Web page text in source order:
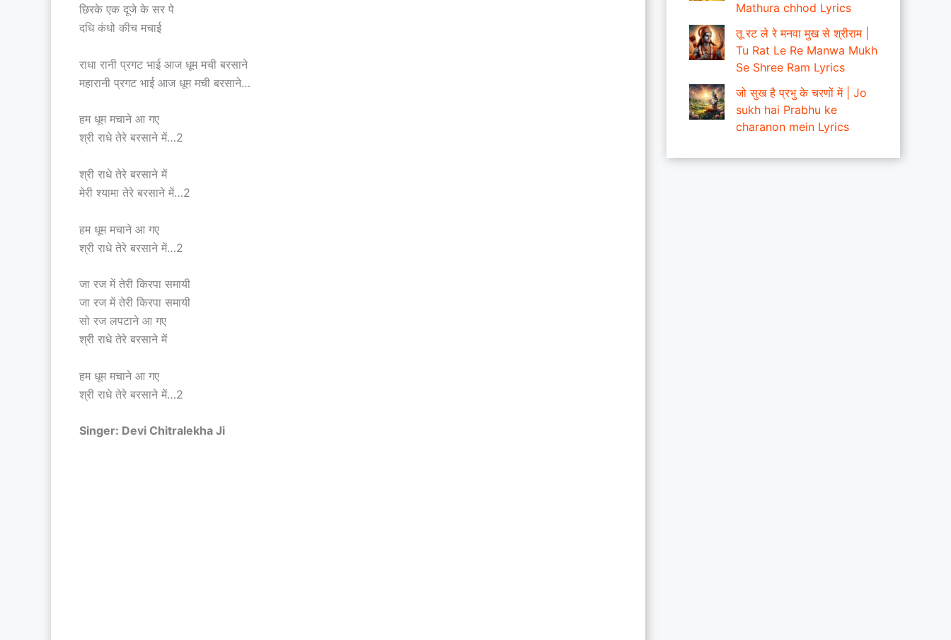
छिरके एक दूजे के सर पे
दधि कंधो कीच मचाई
राधा रानी प्रगट भाई आज धूम मची बरसाने
महारानी प्रगट भाई आज धूम मची बरसाने…
हम धूम मचाने आ गए
श्री राधे तेरे बरसाने में…2
श्री राधे तेरे बरसाने में
मेरी श्यामा तेरे बरसाने में…2
हम धूम मचाने आ गए
श्री राधे तेरे बरसाने में…2
जा रज में तेरी किरपा समायी
जा रज में तेरी किरपा समायी
सो रज लपटाने आ गए
श्री राधे तेरे बरसाने में
हम धूम मचाने आ गए
श्री राधे तेरे बरसाने में…2
Singer: Devi Chitralekha Ji
Mathura chhod Lyrics
तू रट ले रे मनवा मुख से श्रीराम |
Tu Rat Le Re Manwa Mukh
Se Shree Ram Lyrics
जो सुख है प्रभु के चरणों में | Jo
sukh hai Prabhu ke
charanon mein Lyrics